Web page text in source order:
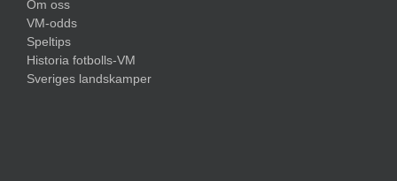
Om oss
VM-odds
Speltips
Historia fotbolls-VM
Sveriges landskamper